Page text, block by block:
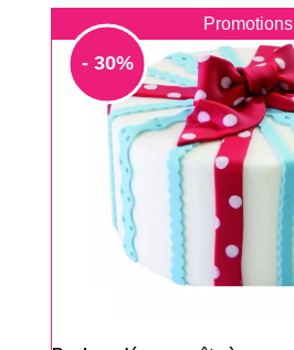
Promotions
- 30%